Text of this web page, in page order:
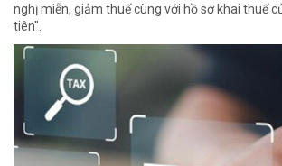
nghị miễn, giảm thuế cùng với hồ sơ khai thuế
tiên".